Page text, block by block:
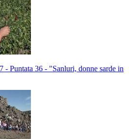
Puntata 36 - "Sanluri, donne sarde in